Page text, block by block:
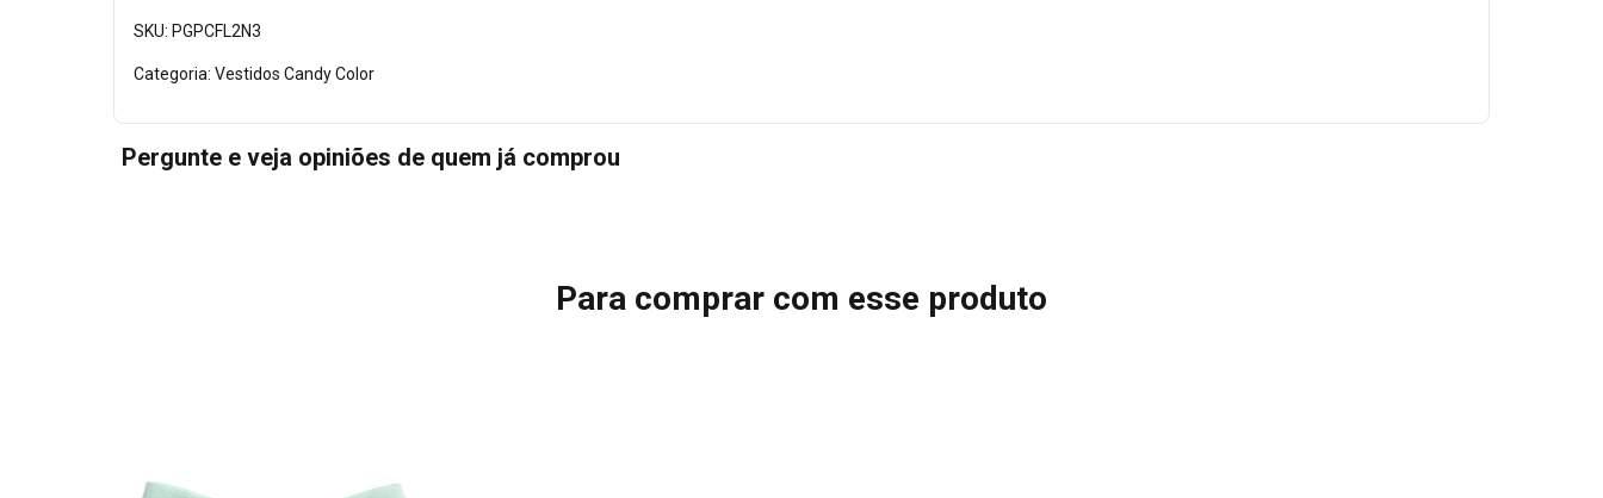
SKU: PGPCFL2N3
Categoria: Vestidos Candy Color
Pergunte e veja opiniões de quem já comprou
Para comprar com esse produto